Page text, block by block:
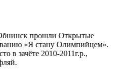
прошли Открытые
«Я стану Олимпийцем».
в зачёте 2010-2011г.р.,